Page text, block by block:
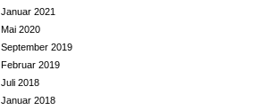
Januar 2021
Mai 2020
September 2019
Februar 2019
Juli 2018
Januar 2018